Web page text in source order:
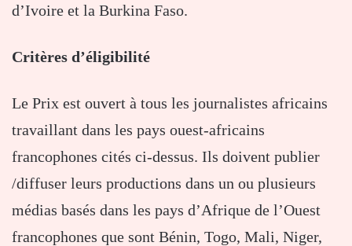
d’Ivoire et la Burkina Faso.
Critères d’éligibilité
Le Prix est ouvert à tous les journalistes africains
travaillant dans les pays ouest-africains
francophones cités ci-dessus. Ils doivent publier
/diffuser leurs productions dans un ou plusieurs
médias basés dans les pays d’Afrique de l’Ouest
francophones que sont Bénin, Togo, Mali, Niger,